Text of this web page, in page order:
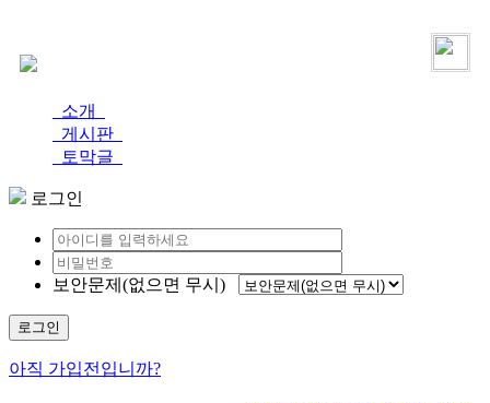
소개
게시판
토막글
로그인
보안문제(없으면 무시)
로그인
아직 가입전입니까?